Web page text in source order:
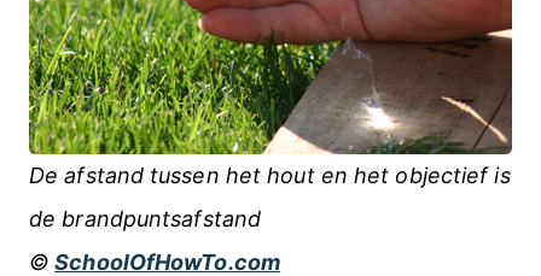
De afstand tussen het hout en het objectief is
de brandpuntsafstand
©SchoolOfHowTo.com